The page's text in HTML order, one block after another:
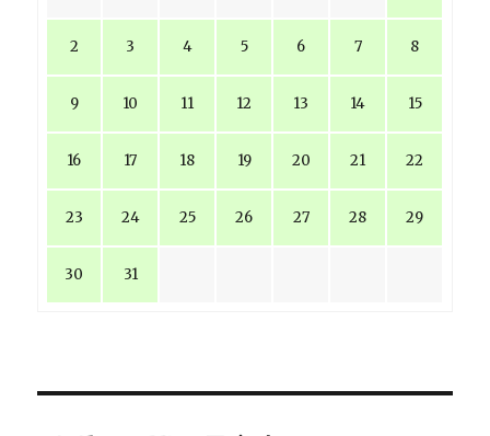
2 3 4 5 6 7 8
9 10 11 12 13 14 15
16 17 18 19 20 21 22
23 24 25 26 27 28 29
30 31